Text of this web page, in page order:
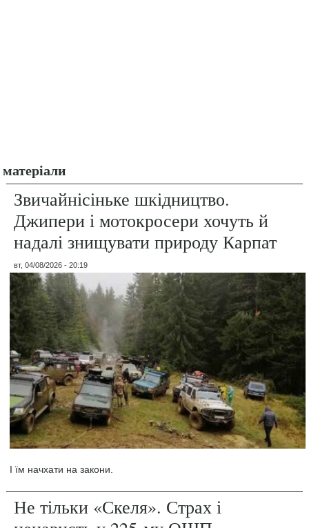
матеріали
Звичайнісіньке шкідництво.
Джипери і мотокросери хочуть й
надалі знищувати природу Карпат
вт, 04/08/2026 - 20:19
І їм начхати на закони.
Не тільки «Скеля». Страх і